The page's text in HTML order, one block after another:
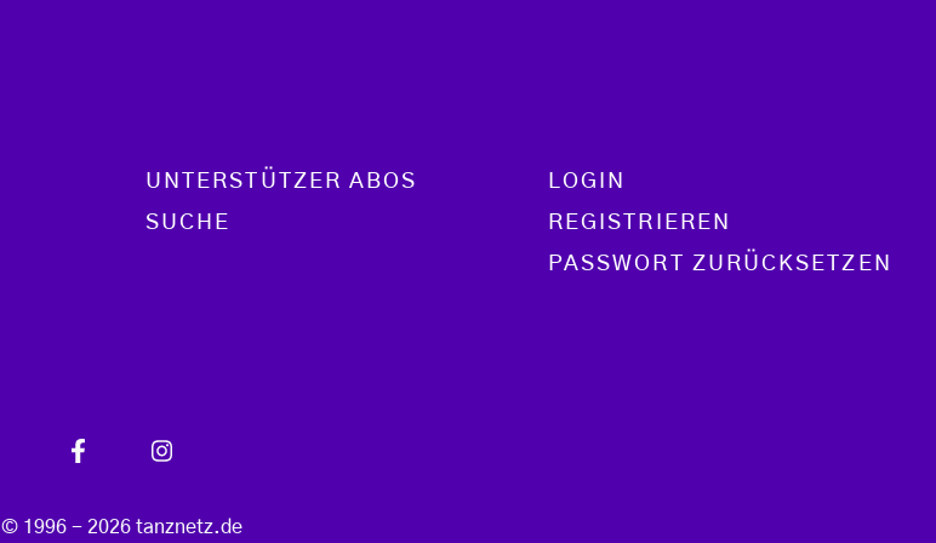
UNTERSTÜTZER ABOS
SUCHE
LOGIN
REGISTRIEREN
PASSWORT ZURÜCKSETZEN
© 1996 - 2026 tanznetz.de